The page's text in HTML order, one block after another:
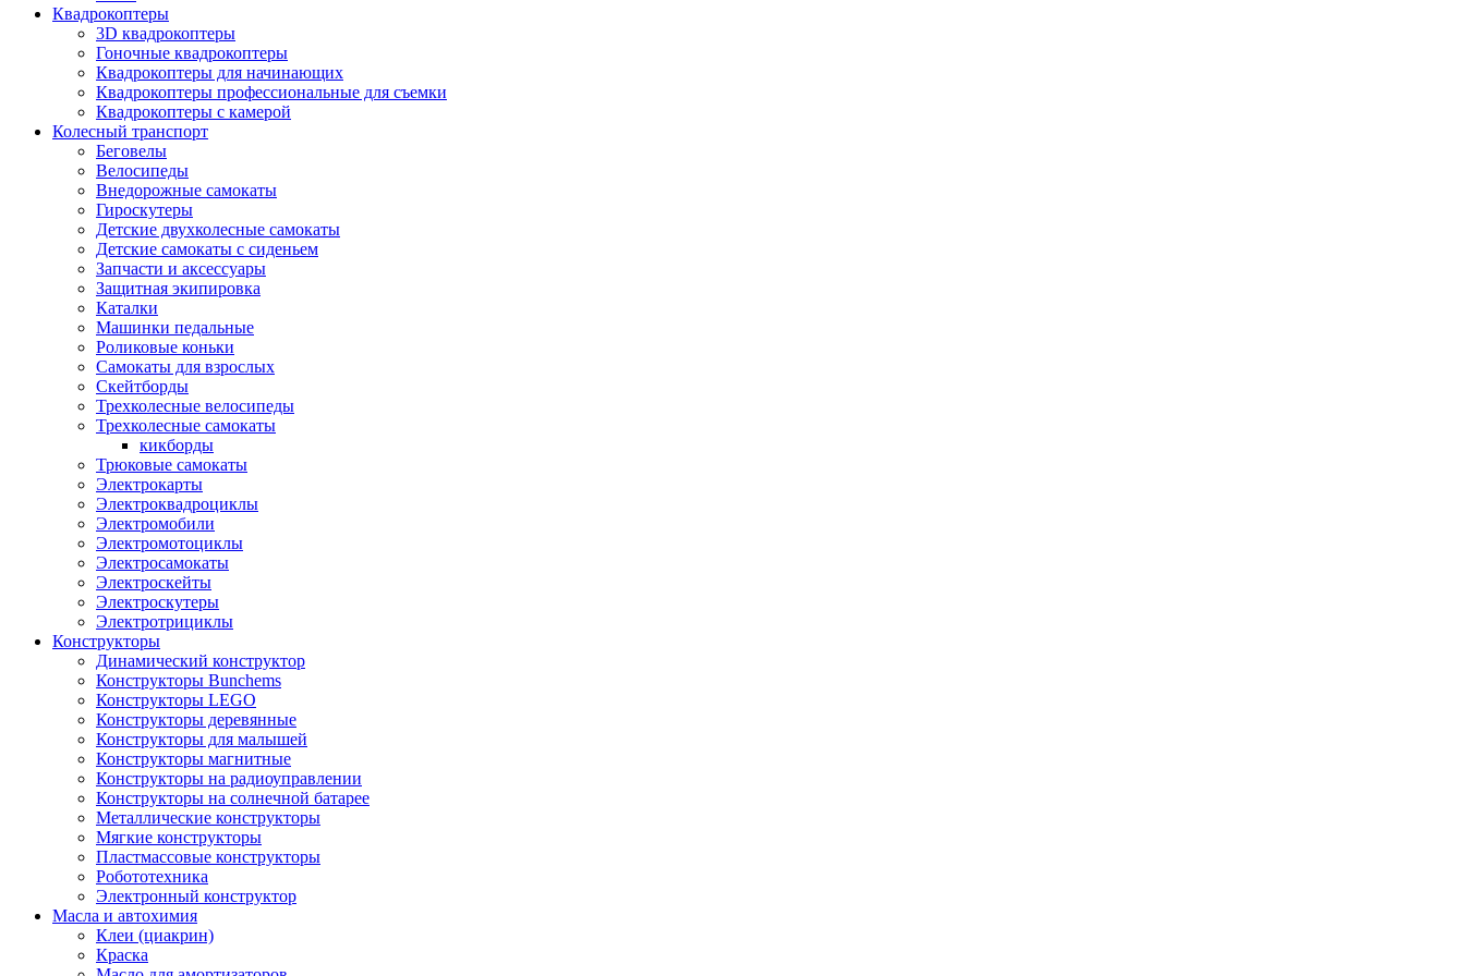
Квадрокоптеры
3D квадрокоптеры
Гоночные квадрокоптеры
Квадрокоптеры для начинающих
Квадрокоптеры профессиональные для съемки
Квадрокоптеры с камерой
Колесный транспорт
Беговелы
Велосипеды
Внедорожные самокаты
Гироскутеры
Детские двухколесные самокаты
Детские самокаты с сиденьем
Запчасти и аксессуары
Защитная экипировка
Каталки
Машинки педальные
Роликовые коньки
Самокаты для взрослых
Скейтборды
Трехколесные велосипеды
Трехколесные самокаты
кикборды
Трюковые самокаты
Электрокарты
Электроквадроциклы
Электромобили
Электромотоциклы
Электросамокаты
Электроскейты
Электроскутеры
Электротрициклы
Конструкторы
Динамический конструктор
Конструкторы Bunchems
Конструкторы LEGO
Конструкторы деревянные
Конструкторы для малышей
Конструкторы магнитные
Конструкторы на радиоуправлении
Конструкторы на солнечной батарее
Металлические конструкторы
Мягкие конструкторы
Пластмассовые конструкторы
Робототехника
Электронный конструктор
Масла и автохимия
Клеи (циакрин)
Краска